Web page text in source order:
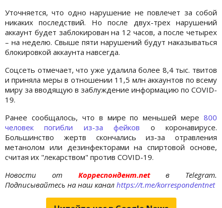
Уточняется, что одно нарушение не повлечет за собой
никаких последствий. Но после двух-трех нарушений
аккаунт будет заблокирован на 12 часов, а после четырех
– на неделю. Свыше пяти нарушений будут наказываться
блокировкой аккаунта навсегда.
Соцсеть отмечает, что уже удалила более 8,4 тыс. твитов
и приняла меры в отношении 11,5 млн аккаунтов по всему
миру за вводящую в заблуждение информацию по COVID-
19.
Ранее сообщалось, что в мире по меньшей мере 800
человек погибли из-за фейков о коронавирусе.
Большинство жертв скончались из-за отравления
метанолом или дезинфекторами на спиртовой основе,
считая их "лекарством" против COVID-19.
Новости отКорреспондент.netв Telegram.
Подписывайтесь на наш канал https://t.me/korrespondentnet